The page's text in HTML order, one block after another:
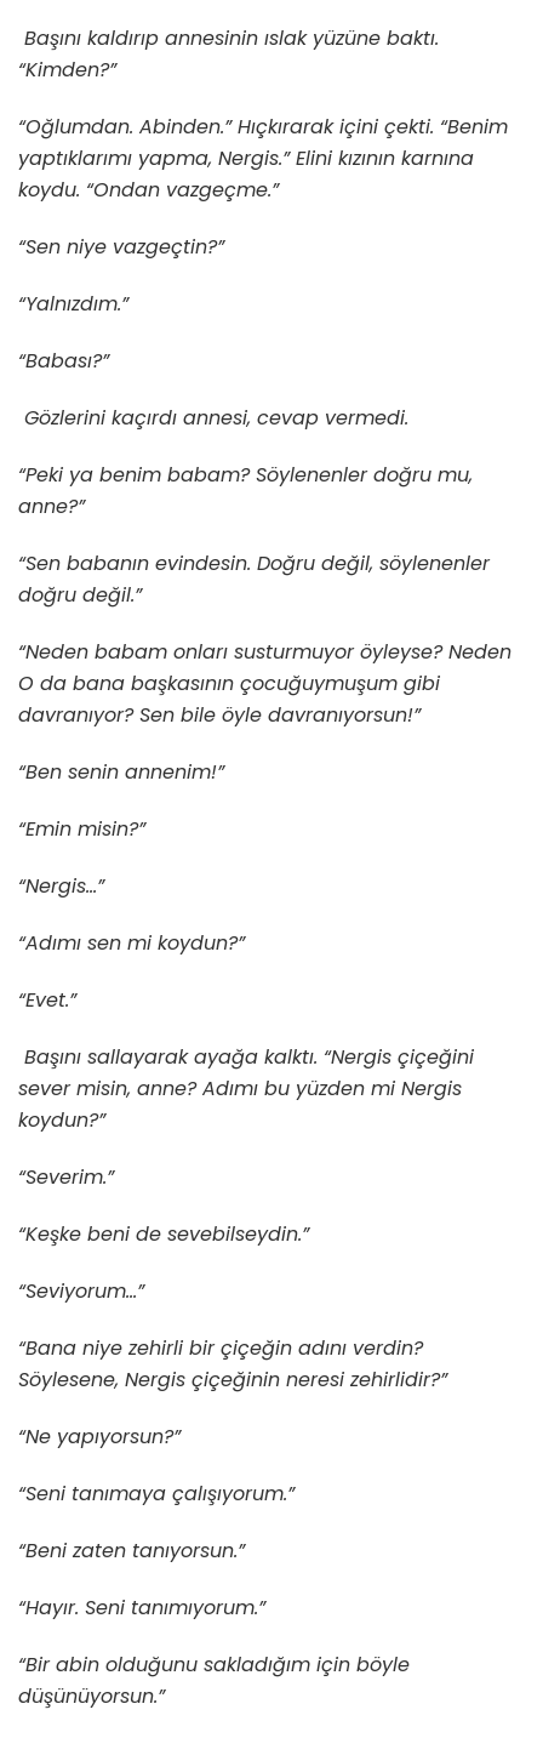
Başını kaldırıp annesinin ıslak yüzüne baktı.
“Kimden?”
“Oğlumdan. Abinden.” Hıçkırarak içini çekti. “Benim
yaptıklarımı yapma, Nergis.” Elini kızının karnına
koydu. “Ondan vazgeçme.”
“Sen niye vazgeçtin?”
“Yalnızdım.”
“Babası?”
Gözlerini kaçırdı annesi, cevap vermedi.
“Peki ya benim babam? Söylenenler doğru mu,
anne?”
“Sen babanın evindesin. Doğru değil, söylenenler
doğru değil.”
“Neden babam onları susturmuyor öyleyse? Neden
O da bana başkasının çocuğuymuşum gibi
davranıyor? Sen bile öyle davranıyorsun!”
“Ben senin annenim!”
“Emin misin?”
“Nergis…”
“Adımı sen mi koydun?”
“Evet.”
Başını sallayarak ayağa kalktı. “Nergis çiçeğini
sever misin, anne? Adımı bu yüzden mi Nergis
koydun?”
“Severim.”
“Keşke beni de sevebilseydin.”
“Seviyorum…”
“Bana niye zehirli bir çiçeğin adını verdin?
Söylesene, Nergis çiçeğinin neresi zehirlidir?”
“Ne yapıyorsun?”
“Seni tanımaya çalışıyorum.”
“Beni zaten tanıyorsun.”
“Hayır. Seni tanımıyorum.”
“Bir abin olduğunu sakladığım için böyle
düşünüyorsun.”